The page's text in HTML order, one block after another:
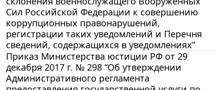
Сил Российской Федерации к совершению
коррупционных правонарушений,
регистрации таких уведомлений и Перечня
сведений, содержащихся в уведомлениях”
Приказ Министерства юстиции РФ от 29
декабря 2017 г. № 298 “Об утверждении
Административного регламента